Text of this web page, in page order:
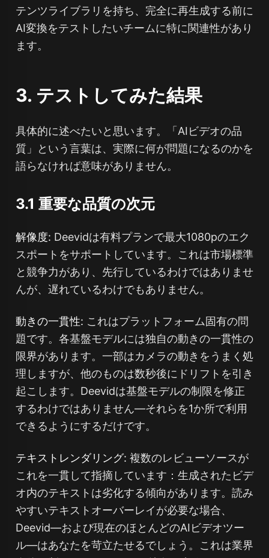
テンツライブラリを持ち、完全に再生成する前に
AI変換をテストしたいチームに特に関連性があり
ます。
3. テストしてみた結果
具体的に述べたいと思います。「AIビデオの品
質」という言葉は、実際に何が問題になるのかを
語らなければ意味がありません。
3.1 重要な品質の次元
解像度: Deevidは有料プランで最大1080pのエク
スポートをサポートしています。これは市場標準
と競争力があり、先行しているわけではありませ
んが、遅れているわけでもありません。
動きの一貫性: これはプラットフォーム固有の問
題です。各基盤モデルには独自の動きの一貫性の
限界があります。一部はカメラの動きをうまく処
理しますが、他のものは数秒後にドリフトを引き
起こします。Deevidは基盤モデルの制限を修正
するわけではありません—それらを1か所で利用
できるようにするだけです。
テキストレンダリング: 複数のレビューソースが
これを一貫して指摘しています：生成されたビデ
オ内のテキストは劣化する傾向があります。読み
やすいテキストオーバーレイが必要な場合、
Deevid—および現在のほとんどのAIビデオツー
ル—はあなたを苛立たせるでしょう。これは業界